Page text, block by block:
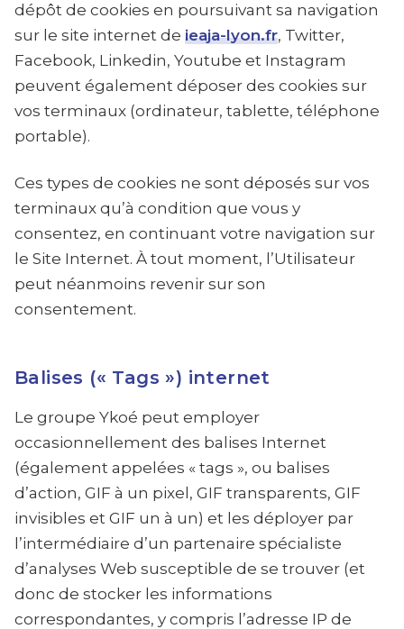
dépôt de cookies en poursuivant sa navigation
sur le site internet de ieaja-lyon.fr, Twitter,
Facebook, Linkedin, Youtube et Instagram
peuvent également déposer des cookies sur
vos terminaux (ordinateur, tablette, téléphone
portable).
Ces types de cookies ne sont déposés sur vos
terminaux qu’à condition que vous y
consentez, en continuant votre navigation sur
le Site Internet. À tout moment, l’Utilisateur
peut néanmoins revenir sur son
consentement.
Balises (« Tags ») internet
Le groupe Ykoé peut employer
occasionnellement des balises Internet
(également appelées « tags », ou balises
d’action, GIF à un pixel, GIF transparents, GIF
invisibles et GIF un à un) et les déployer par
l’intermédiaire d’un partenaire spécialiste
d’analyses Web susceptible de se trouver (et
donc de stocker les informations
correspondantes, y compris l’adresse IP de